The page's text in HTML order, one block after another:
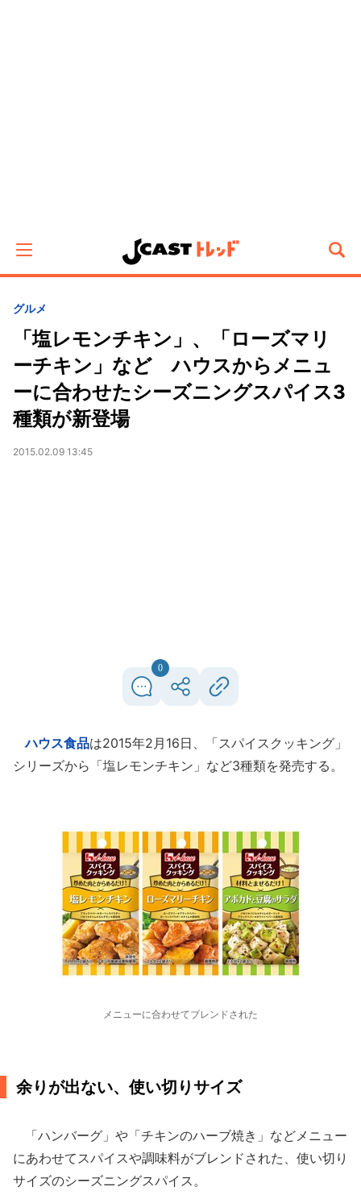
グルメ
「塩レモンチキン」、「ローズマリ
ーチキン」など ハウスからメニュ
ーに合わせたシーズニングスパイス3
種類が新登場
2015.02.09 13:45
0
ハウス食品は2015年2月16日、「スパイスクッキング」
シリーズから「塩レモンチキン」など3種類を発売する。
メニューに合わせてブレンドされた
余りが出ない、使い切りサイズ
「ハンバーグ」や「チキンのハーブ焼き」などメニュー
にあわせてスパイスや調味料がブレンドされた、使い切り
サイズのシーズニングスパイス。